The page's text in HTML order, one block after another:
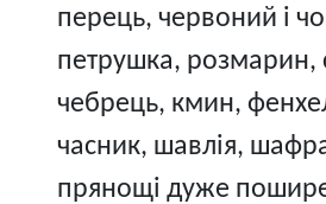
перець, червоний і
петрушка, розмарин,
чебрець, кмин,
часник, шавлія,
прянощі дуже